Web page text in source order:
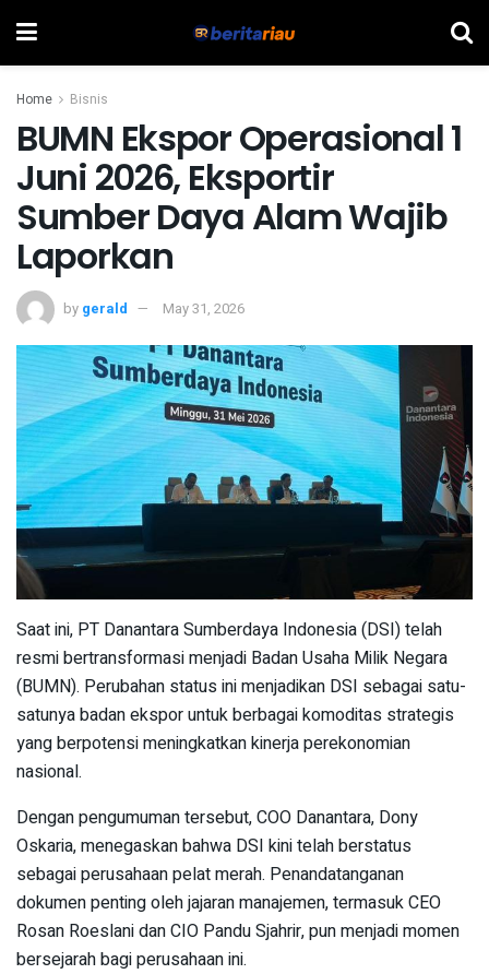
Home Bisnis
BUMN Ekspor Operasional 1
Juni 2026, Eksportir
Sumber Daya Alam Wajib
Laporkan
by gerald May 31, 2026
Saat ini, PT Danantara Sumberdaya Indonesia (DSI) telah
resmi bertransformasi menjadi Badan Usaha Milik Negara
(BUMN). Perubahan status ini menjadikan DSI sebagai satu-
satunya badan ekspor untuk berbagai komoditas strategis
yang berpotensi meningkatkan kinerja perekonomian
nasional.
Dengan pengumuman tersebut, COO Danantara, Dony
Oskaria, menegaskan bahwa DSI kini telah berstatus
sebagai perusahaan pelat merah. Penandatanganan
dokumen penting oleh jajaran manajemen, termasuk CEO
Rosan Roeslani dan CIO Pandu Sjahrir, pun menjadi momen
bersejarah bagi perusahaan ini.